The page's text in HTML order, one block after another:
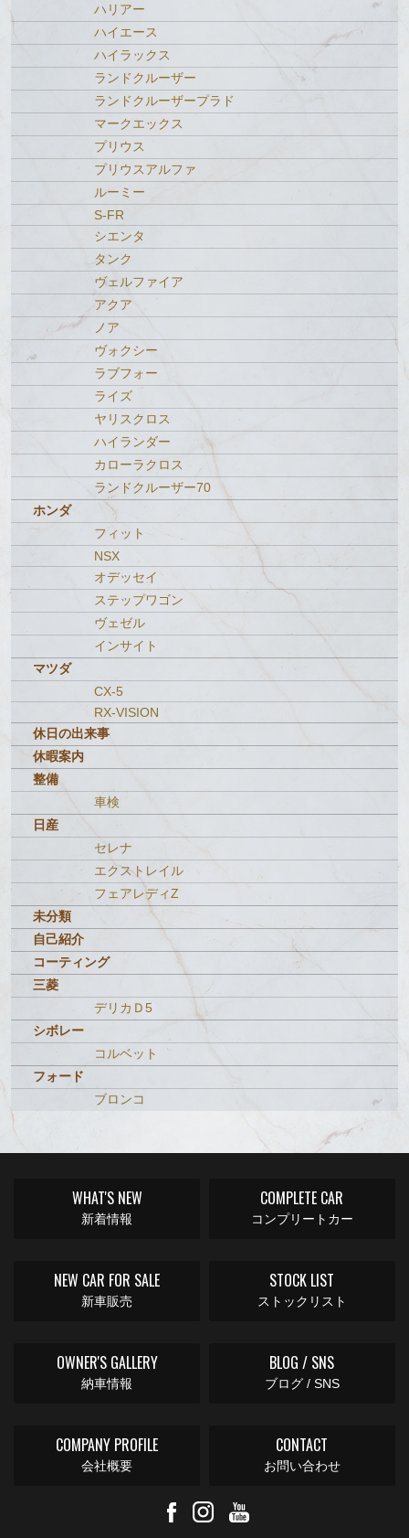
ハリアー
ハイエース
ハイラックス
ランドクルーザー
ランドクルーザープラド
マークエックス
プリウス
プリウスアルファ
ルーミー
S-FR
シエンタ
タンク
ヴェルファイア
アクア
ノア
ヴォクシー
ラブフォー
ライズ
ヤリスクロス
ハイランダー
カローラクロス
ランドクルーザー70
ホンダ
フィット
NSX
オデッセイ
ステップワゴン
ヴェゼル
インサイト
マツダ
CX-5
RX-VISION
休日の出来事
休暇案内
整備
車検
日産
セレナ
エクストレイル
フェアレディZ
未分類
自己紹介
コーティング
三菱
デリカＤ5
シボレー
コルベット
フォード
ブロンコ
WHAT'S NEW
新着情報
COMPLETE CAR
コンプリートカー
NEW CAR FOR SALE
新車販売
STOCK LIST
ストックリスト
OWNER'S GALLERY
納車情報
BLOG / SNS
ブログ / SNS
COMPANY PROFILE
会社概要
CONTACT
お問い合わせ